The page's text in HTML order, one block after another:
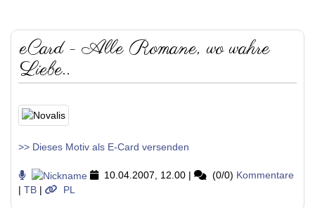
eCard - Alle Romane, wo wahre
Liebe..
>> Dieses Motiv als E-Card versenden
10.04.2007, 12.00 | (0/0) Kommentare
| TB | PL